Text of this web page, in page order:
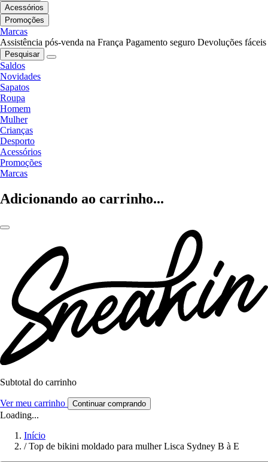
Acessórios
Promoções
Marcas
Assistência pós-venda na França Pagamento seguro Devoluções fáceis
Pesquisar
Saldos
Novidades
Sapatos
Roupa
Homem
Mulher
Crianças
Desporto
Acessórios
Promoções
Marcas
Adicionando ao carrinho...
Subtotal do carrinho
Ver meu carrinho Continuar comprando
Loading...
Início
/ Top de bikini moldado para mulher Lisca Sydney B à E